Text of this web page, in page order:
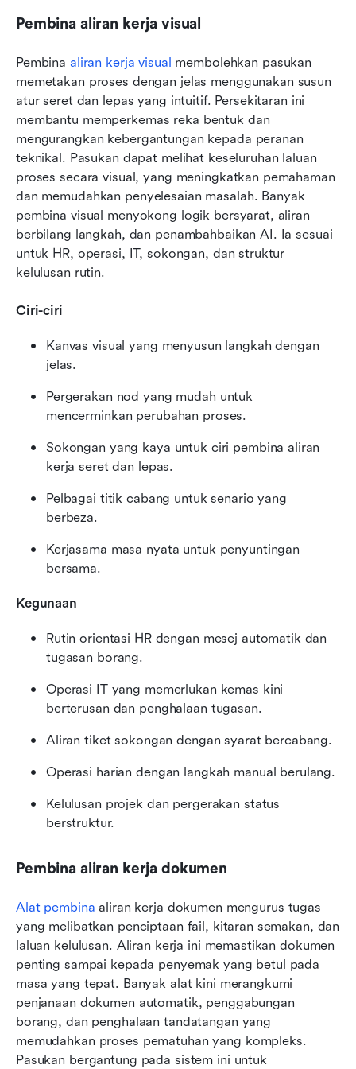
Pembina aliran kerja visual
Pembina aliran kerja visual membolehkan pasukan
memetakan proses dengan jelas menggunakan susun
atur seret dan lepas yang intuitif. Persekitaran ini
membantu memperkemas reka bentuk dan
mengurangkan kebergantungan kepada peranan
teknikal. Pasukan dapat melihat keseluruhan laluan
proses secara visual, yang meningkatkan pemahaman
dan memudahkan penyelesaian masalah. Banyak
pembina visual menyokong logik bersyarat, aliran
berbilang langkah, dan penambahbaikan AI. Ia sesuai
untuk HR, operasi, IT, sokongan, dan struktur
kelulusan rutin.
Ciri-ciri
Kanvas visual yang menyusun langkah dengan
jelas.
Pergerakan nod yang mudah untuk
mencerminkan perubahan proses.
Sokongan yang kaya untuk ciri pembina aliran
kerja seret dan lepas.
Pelbagai titik cabang untuk senario yang
berbeza.
Kerjasama masa nyata untuk penyuntingan
bersama.
Kegunaan
Rutin orientasi HR dengan mesej automatik dan
tugasan borang.
Operasi IT yang memerlukan kemas kini
berterusan dan penghalaan tugasan.
Aliran tiket sokongan dengan syarat bercabang.
Operasi harian dengan langkah manual berulang.
Kelulusan projek dan pergerakan status
berstruktur.
Pembina aliran kerja dokumen
Alat pembina aliran kerja dokumen mengurus tugas
yang melibatkan penciptaan fail, kitaran semakan, dan
laluan kelulusan. Aliran kerja ini memastikan dokumen
penting sampai kepada penyemak yang betul pada
masa yang tepat. Banyak alat kini merangkumi
penjanaan dokumen automatik, penggabungan
borang, dan penghalaan tandatangan yang
memudahkan proses pematuhan yang kompleks.
Pasukan bergantung pada sistem ini untuk